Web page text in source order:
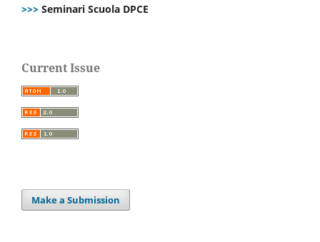
>>> Seminari Scuola DPCE
Current Issue
Make a Submission